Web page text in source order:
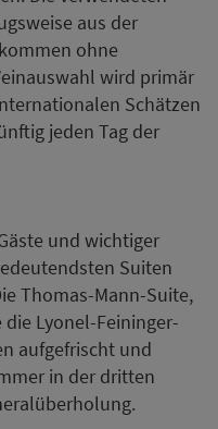
aus der
ohne
wird primär
Schätzen
jeden Tag der
und wichtiger
Suiten
Thomas-Mann-Suite,
Lyonel-Feininger-
aufgefrischt und
in der dritten